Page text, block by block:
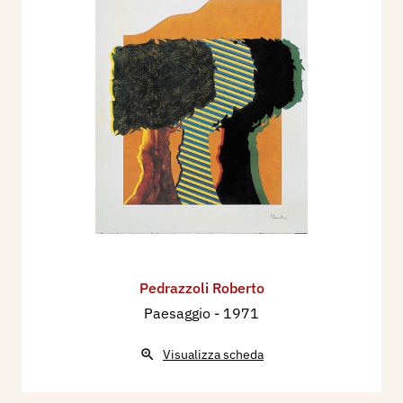
cosa, prende spessore, si materializza, si
ingigantisce, si fa architettura e determina la
struttura visiva della cosa stessa. Degli anni ’90
sono i mosaici a tempera e serigrafia con
scritture ispirate al paesaggio e ai fenomeni
naturali. Seguono le esperienze che vedono la
scrittura assumere le prerogative visive e
percettive degli spazi dipinti.
Antologica alla Casa del Mantegna, Mantova,
Rosenheim (D), 2018.
Pedrazzoli Roberto
Paesaggio - 1971
Visualizza scheda